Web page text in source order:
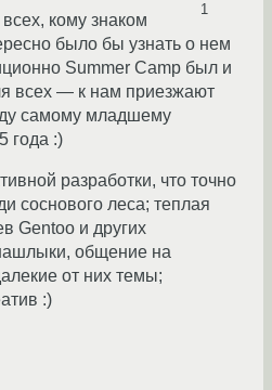
1
кому знаком
было бы узнать о нем
Summer Camp был и
всех — к нам приезжают
самому младшему
года :)
разработки, что точно
соснового леса; теплая
Gentoo и других
общение на
от них темы;
:)